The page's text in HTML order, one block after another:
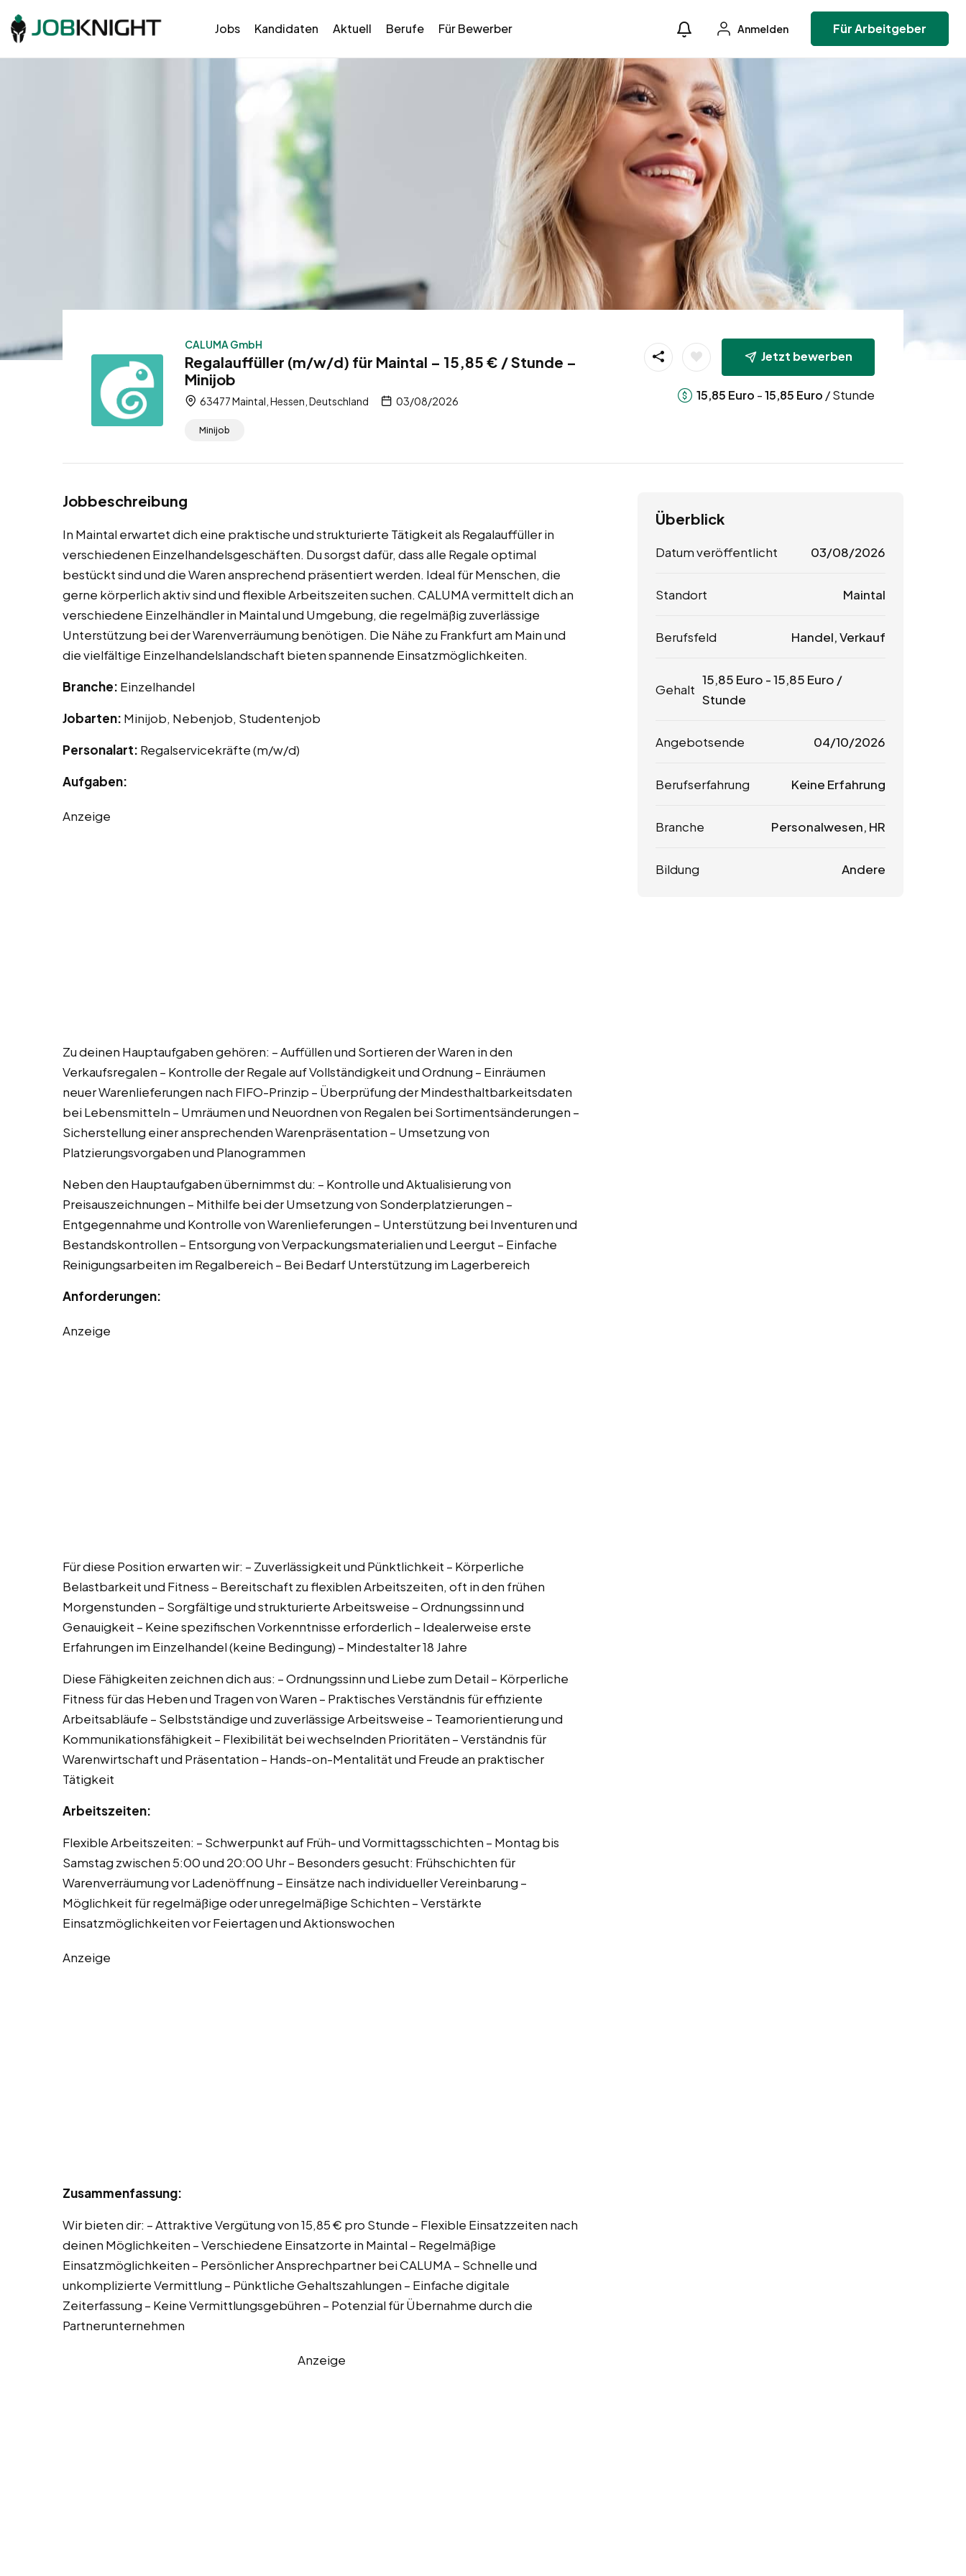
Jobs Kandidaten Aktuell Berufe Für Bewerber Anmelden Für Arbeitgeber
CALUMA GmbH
Regalauffüller (m/w/d) für Maintal – 15,85 € / Stunde –
Minijob
63477 Maintal, Hessen, Deutschland 03/08/2026
Minijob
Jetzt bewerben
15,85 Euro -15,85 Euro / Stunde
Jobbeschreibung
In Maintal erwartet dich eine praktische und strukturierte Tätigkeit als Regalauffüller in
verschiedenen Einzelhandelsgeschäften. Du sorgst dafür, dass alle Regale optimal
bestückt sind und die Waren ansprechend präsentiert werden. Ideal für Menschen, die
gerne körperlich aktiv sind und flexible Arbeitszeiten suchen. CALUMA vermittelt dich an
verschiedene Einzelhändler in Maintal und Umgebung, die regelmäßig zuverlässige
Unterstützung bei der Warenverräumung benötigen. Die Nähe zu Frankfurt am Main und
die vielfältige Einzelhandelslandschaft bieten spannende Einsatzmöglichkeiten.
Branche: Einzelhandel
Jobarten: Minijob, Nebenjob, Studentenjob
Personalart: Regalservicekräfte (m/w/d)
Aufgaben:
Anzeige
Zu deinen Hauptaufgaben gehören: – Auffüllen und Sortieren der Waren in den
Verkaufsregalen – Kontrolle der Regale auf Vollständigkeit und Ordnung – Einräumen
neuer Warenlieferungen nach FIFO-Prinzip – Überprüfung der Mindesthaltbarkeitsdaten
bei Lebensmitteln – Umräumen und Neuordnen von Regalen bei Sortimentsänderungen –
Sicherstellung einer ansprechenden Warenpräsentation – Umsetzung von
Platzierungsvorgaben und Planogrammen
Neben den Hauptaufgaben übernimmst du: – Kontrolle und Aktualisierung von
Preisauszeichnungen – Mithilfe bei der Umsetzung von Sonderplatzierungen –
Entgegennahme und Kontrolle von Warenlieferungen – Unterstützung bei Inventuren und
Bestandskontrollen – Entsorgung von Verpackungsmaterialien und Leergut – Einfache
Reinigungsarbeiten im Regalbereich – Bei Bedarf Unterstützung im Lagerbereich
Anforderungen:
Anzeige
Für diese Position erwarten wir: – Zuverlässigkeit und Pünktlichkeit – Körperliche
Belastbarkeit und Fitness – Bereitschaft zu flexiblen Arbeitszeiten, oft in den frühen
Morgenstunden – Sorgfältige und strukturierte Arbeitsweise – Ordnungssinn und
Genauigkeit – Keine spezifischen Vorkenntnisse erforderlich – Idealerweise erste
Erfahrungen im Einzelhandel (keine Bedingung) – Mindestalter 18 Jahre
Diese Fähigkeiten zeichnen dich aus: – Ordnungssinn und Liebe zum Detail – Körperliche
Fitness für das Heben und Tragen von Waren – Praktisches Verständnis für effiziente
Arbeitsabläufe – Selbstständige und zuverlässige Arbeitsweise – Teamorientierung und
Kommunikationsfähigkeit – Flexibilität bei wechselnden Prioritäten – Verständnis für
Warenwirtschaft und Präsentation – Hands-on-Mentalität und Freude an praktischer
Tätigkeit
Arbeitszeiten:
Flexible Arbeitszeiten: – Schwerpunkt auf Früh- und Vormittagsschichten – Montag bis
Samstag zwischen 5:00 und 20:00 Uhr – Besonders gesucht: Frühschichten für
Warenverräumung vor Ladenöffnung – Einsätze nach individueller Vereinbarung –
Möglichkeit für regelmäßige oder unregelmäßige Schichten – Verstärkte
Einsatzmöglichkeiten vor Feiertagen und Aktionswochen
Anzeige
Zusammenfassung:
Wir bieten dir: – Attraktive Vergütung von 15,85 € pro Stunde – Flexible Einsatzzeiten nach
deinen Möglichkeiten – Verschiedene Einsatzorte in Maintal – Regelmäßige
Einsatzmöglichkeiten – Persönlicher Ansprechpartner bei CALUMA – Schnelle und
unkomplizierte Vermittlung – Pünktliche Gehaltszahlungen – Einfache digitale
Zeiterfassung – Keine Vermittlungsgebühren – Potenzial für Übernahme durch die
Partnerunternehmen
Anzeige
Überblick
Datum veröffentlicht 03/08/2026
Standort Maintal
Berufsfeld Handel, Verkauf
Gehalt
15,85 Euro -15,85 Euro /
Stunde
Angebotsende 04/10/2026
Berufserfahrung Keine Erfahrung
Branche Personalwesen, HR
Bildung Andere